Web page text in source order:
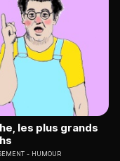
les plus grands
HUMOUR